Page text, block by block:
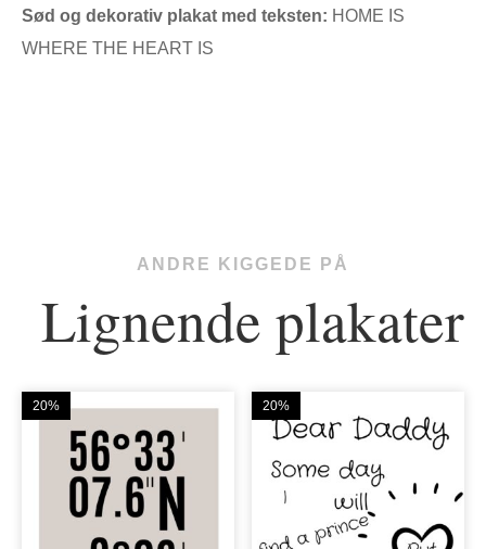
Sød og dekorativ plakat med teksten: HOME IS
WHERE THE HEART IS
ANDRE KIGGEDE PÅ
Lignende plakater
20% 20%